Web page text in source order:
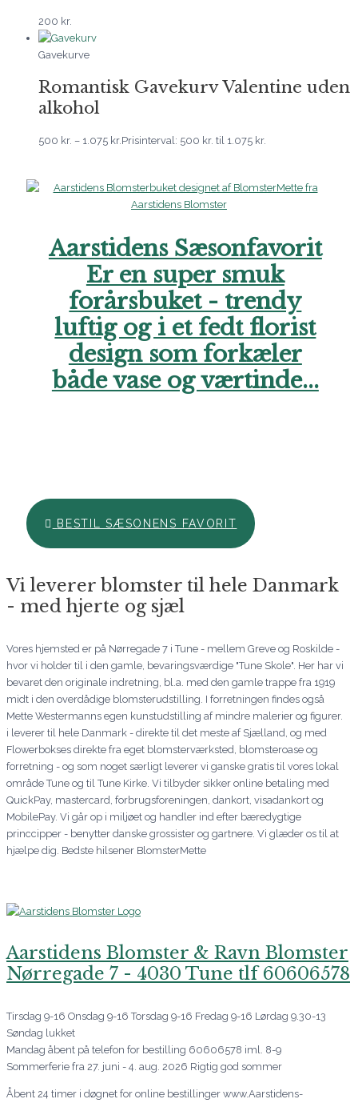
200 kr.
Gavekurve
Romantisk Gavekurv Valentine uden
alkohol
500 kr. – 1.075 kr.Prisinterval: 500 kr. til 1.075 kr.
Aarstidens Sæsonfavorit
Er en super smuk
forårsbuket - trendy
luftig og i et fedt florist
design som forkæler
både vase og værtinde...
BESTIL SÆSONENS FAVORIT
Vi leverer blomster til hele Danmark
- med hjerte og sjæl
Vores hjemsted er på Nørregade 7 i Tune - mellem Greve og Roskilde -
hvor vi holder til i den gamle, bevaringsværdige "Tune Skole". Her har vi
bevaret den originale indretning, bl.a. med den gamle trappe fra 1919
midt i den overdådige blomsterudstilling. I forretningen findes også
Mette Westermanns egen kunstudstilling af mindre malerier og figurer.
i leverer til hele Danmark - direkte til det meste af Sjælland, og med
Flowerbokses direkte fra eget blomsterværksted, blomsteroase og
forretning - og som noget særligt leverer vi ganske gratis til vores lokal
område Tune og til Tune Kirke. Vi tilbyder sikker online betaling med
QuickPay, mastercard, forbrugsforeningen, dankort, visadankort og
MobilePay. Vi går op i miljøet og handler ind efter bæredygtige
princcipper - benytter danske grossister og gartnere. Vi glæder os til at
hjælpe dig. Bedste hilsener BlomsterMette
Aarstidens Blomster & Ravn Blomster
Nørregade 7 - 4030 Tune tlf 60606578
Tirsdag 9-16 Onsdag 9-16 Torsdag 9-16 Fredag 9-16 Lørdag 9.30-13
Søndag lukket
Mandag åbent på telefon for bestilling 60606578 iml. 8-9
Sommerferie fra 27. juni - 4. aug. 2026 Rigtig god sommer
Åbent 24 timer i døgnet for online bestillinger www.Aarstidens-